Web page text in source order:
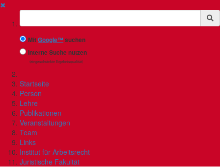
✖
Suchbegriff
MitGoogle™suchen
Interne Suche nutzen
(eingeschränkte Ergebnisqualität)
Startseite
Person
Lehre
Publikationen
Veranstaltungen
Team
Links
Institut für Arbeitsrecht
Juristische Fakultät